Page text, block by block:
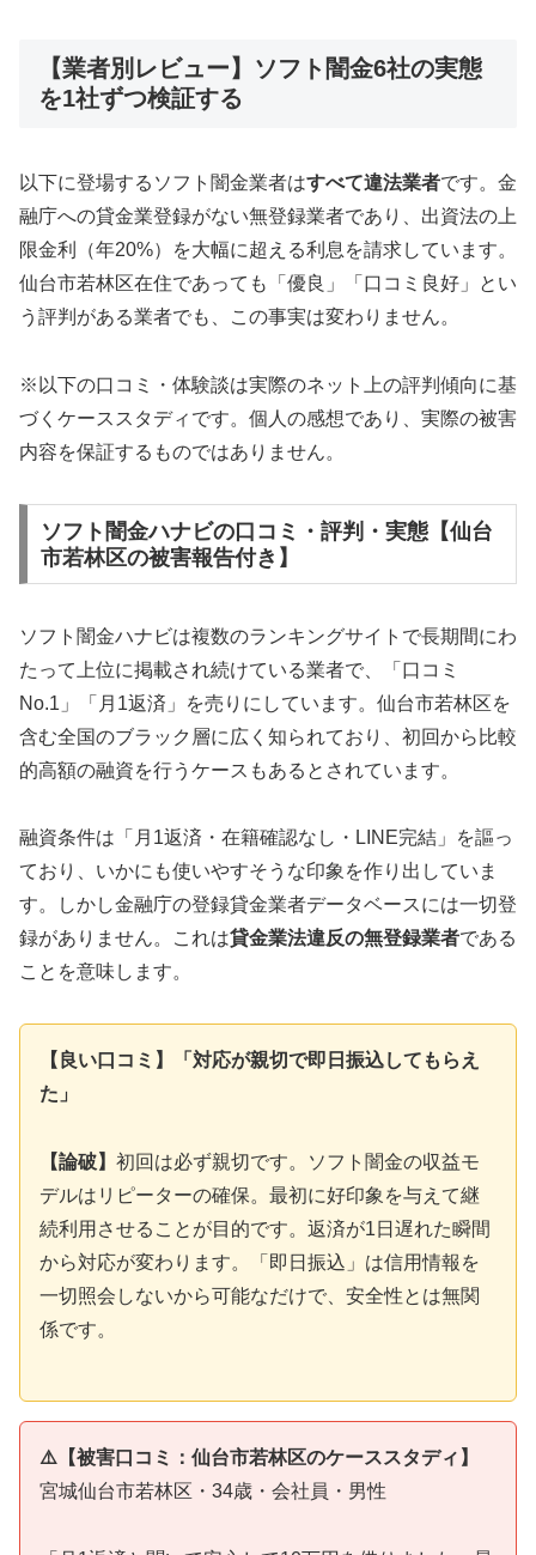
【業者別レビュー】ソフト闇金6社の実態
を1社ずつ検証する
以下に登場するソフト闇金業者はすべて違法業者です。金
融庁への貸金業登録がない無登録業者であり、出資法の上
限金利（年20%）を大幅に超える利息を請求しています。
仙台市若林区在住であっても「優良」「口コミ良好」とい
う評判がある業者でも、この事実は変わりません。
※以下の口コミ・体験談は実際のネット上の評判傾向に基
づくケーススタディです。個人の感想であり、実際の被害
内容を保証するものではありません。
ソフト闇金ハナビの口コミ・評判・実態【仙台
市若林区の被害報告付き】
ソフト闇金ハナビは複数のランキングサイトで長期間にわ
たって上位に掲載され続けている業者で、「口コミ
No.1」「月1返済」を売りにしています。仙台市若林区を
含む全国のブラック層に広く知られており、初回から比較
的高額の融資を行うケースもあるとされています。
融資条件は「月1返済・在籍確認なし・LINE完結」を謳っ
ており、いかにも使いやすそうな印象を作り出していま
す。しかし金融庁の登録貸金業者データベースには一切登
録がありません。これは貸金業法違反の無登録業者である
ことを意味します。
【良い口コミ】「対応が親切で即日振込してもらえ
た」
【論破】 初回は必ず親切です。ソフト闇金の収益モ
デルはリピーターの確保。最初に好印象を与えて継
続利用させることが目的です。返済が1日遅れた瞬間
から対応が変わります。「即日振込」は信用情報を
一切照会しないから可能なだけで、安全性とは無関
係です。
⚠️【被害口コミ：仙台市若林区のケーススタディ】
宮城仙台市若林区・34歳・会社員・男性